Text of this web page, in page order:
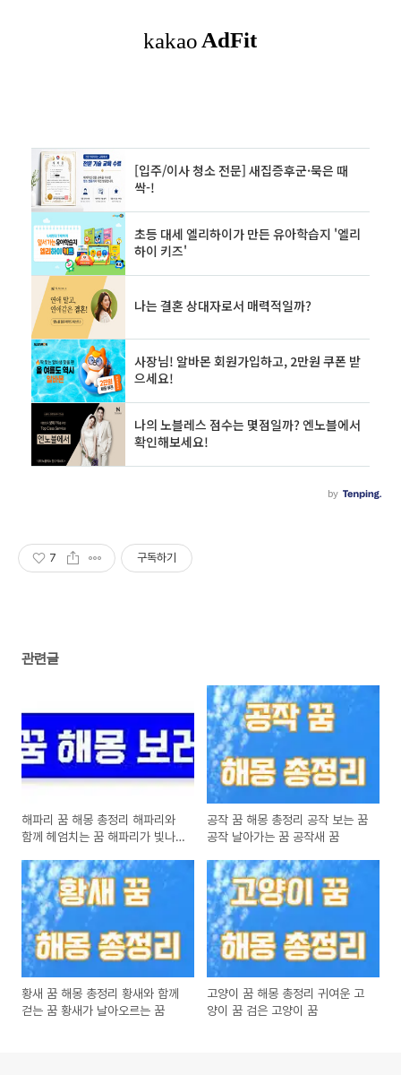
7 구독하기
관련글
해파리 꿈 해몽 총정리 해파리와
함께 헤엄치는 꿈 해파리가 빛나
공작 꿈 해몽 총정리 공작 보는 꿈
공작 날아가는 꿈 공작새 꿈
황새 꿈 해몽 총정리 황새와 함께
걷는 꿈 황새가 날아오르는 꿈
고양이 꿈 해몽 총정리 귀여운 고
양이 꿈 검은 고양이 꿈